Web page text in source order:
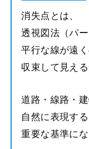
消失点とは、
透視図法（パ
平行な線が遠
収束して見え
道路・線路・
自然に表現す
重要な基準にな